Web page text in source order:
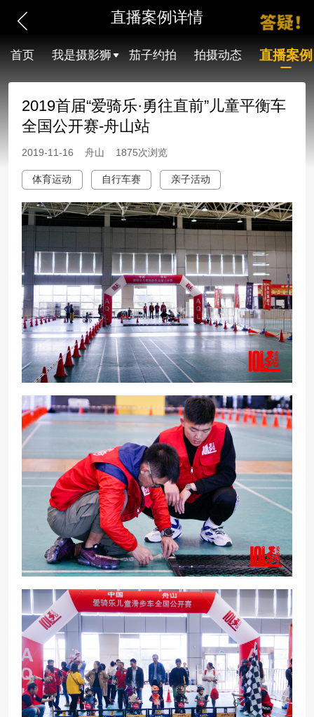
直播案例详情
首页 我是摄影狮 茄子约拍 拍摄动态 直播案例
2019首届“爱骑乐·勇往直前”儿童平衡车
全国公开赛-舟山站
2019-11-16 舟山 1875次浏览
体育运动 自行车赛 亲子活动